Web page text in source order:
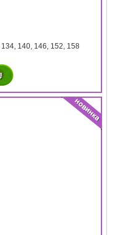
134, 140, 146, 152, 158